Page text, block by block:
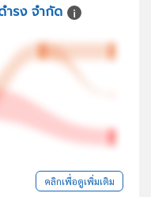
รง จำกัด
คลิกเพื่อดูเพิ่มเติม